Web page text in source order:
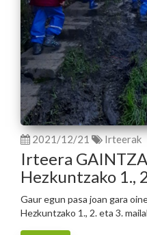
2021/12/21 Irteerak
Irteera
Hezkuntzako 1.,
Gaur egun pasa joan gara
Hezkuntzako 1., 2. eta 3.